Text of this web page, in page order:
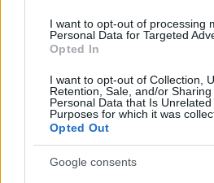
I want to opt-out of processing
Personal Data for Targeted
Opted In
I want to opt-out of Collection,
Retention, Sale, and/or
Personal Data that Is
Purposes for which it was
Opted Out
Google consents
l’adattamento
profondità e controllo.
– Varia ilheight over netdi
a seconda del campo.
– Su rapido:
backswing
più